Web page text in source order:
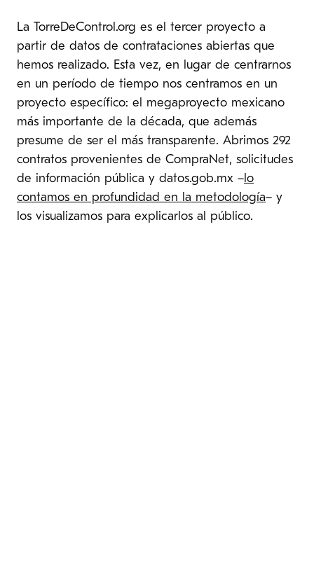
La TorreDeControl.org es el tercer proyecto a
partir de datos de contrataciones abiertas que
hemos realizado. Esta vez, en lugar de centrarnos
en un período de tiempo nos centramos en un
proyecto específico: el megaproyecto mexicano
más importante de la década, que además
presume de ser el más transparente. Abrimos 292
contratos provenientes de CompraNet, solicitudes
de información pública y datos.gob.mx – lo
contamos en profundidad en la metodología– y
los visualizamos para explicarlos al público.